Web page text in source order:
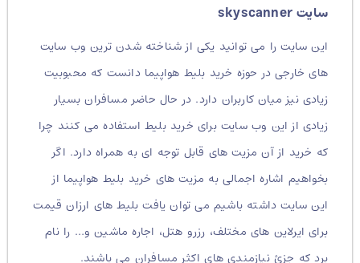
سایت skyscanner
این سایت را می توانید یکی از شناخته شدن ترین وب سایت
های خارجی در حوزه خرید بلیط هواپیما دانست که محبوبیت
زیادی نیز میان کاربران دارد. در حال حاضر مسافران بسیار
زیادی از این وب سایت برای خرید بلیط استفاده می کنند چرا
که خرید از آن مزیت های قابل توجه ای به همراه دارد. اگر
بخواهیم اشاره اجمالی به مزیت های خرید بلیط هواپیما از
این سایت داشته باشیم می توان یافت بلیط های ارزان قیمت
برای ایرلاین های مختلف، رزرو هتل، اجاره ماشین و… را نام
برد که جزئ نیازمندی های اکثر مسافران می باشند.